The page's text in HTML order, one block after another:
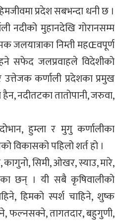
प्रदेश सबभन्दा धनी छ ।
नदीको मुहानदेखि गोरानसम्म
जलयात्राका निम्ती महŒवपूर्ण
सफेद जलप्रवाहले विदेशीको
कर्णाली प्रदेशका प्रमुख
नदीतटका तातोपानी, जरुवा,
हुम्ला र मुगु कर्णालीका
विकासको पहिलो शर्त हो ।
सिमी, ओखर, स्याउ, मारे,
छन् । यी सबै कृषिवालीको
हिमको स्पर्श चाहिने, शुष्क
फल्नसक्ने, तागतदार, बहुगुणी,